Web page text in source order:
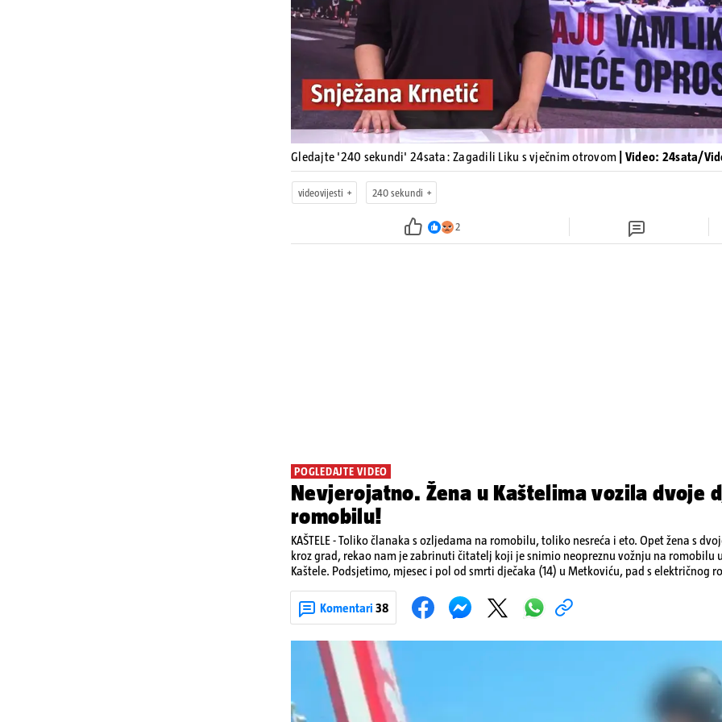
Gledajte '240 sekundi' 24sata: Zagadili Liku s vječnim otrovom | Video: 24sata/
videovijesti 240 sekundi
2
POGLEDAJTE VIDEO
Nevjerojatno. Žena u Kaštelima vozila dvoje
romobilu!
KAŠTELE - Toliko članaka s ozljedama na romobilu, toliko nesreća i eto. Opet žena s
kroz grad, rekao nam je zabrinuti čitatelj koji je snimio neopreznu vožnju na romobilu
Kaštele. Podsjetimo, mjesec i pol od smrti dječaka (14) u Metkoviću, pad s električnog
zadobivenima u padu s romobila.
Komentari 38